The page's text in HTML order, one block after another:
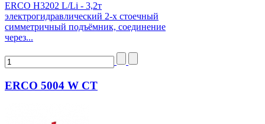
ERCO H3202 L/Li - 3,2т
электрогидравлический 2-х стоечный
симметричный подъёмник, соединение
через...
ERCO 5004 W CT